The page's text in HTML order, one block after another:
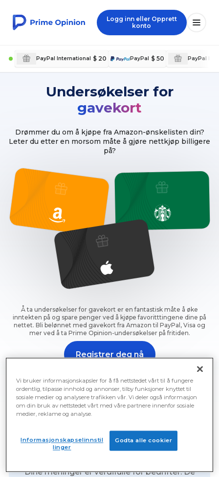
Logg inn eller Opprett
konto
PayPal International $ 20 PayPal $ 50 PayPal
Undersøkelser for
gavekort
Drømmer du om å kjøpe fra Amazon-ønskelisten din?
Leter du etter en morsom måte å gjøre nettkjøp billigere
på?
Å ta undersøkelser for gavekort er en fantastisk måte å øke
inntekten på og spare penger ved å kjøpe favoritttingene dine på
nettet. Bli belønnet med gavekort fra Amazon til PayPal, Visa og
mer ved å ta Prime Opinion-undersøkelser på fritiden.
Registrer deg nå
Registrer deg nå og begynn å tjene gratis gavekort for
undersøkelser med en gang.
Gratis gavekort til
undersøkelser
Dine meninger er verdifulle for bedrifter. De
Vi bruker informasjonskapsler for å få nettstedet vårt til å fungere
ordentlig, tilpasse innhold og annonser, tilby funksjoner knyttet til
sosiale medier og analysere trafikken vår. Vi deler også informasjon
om din bruk av nettstedet vårt med våre partnere innenfor sosiale
medier, reklame og analyse.
Godta alle cookier
Informasjonskapselinnstil
linger